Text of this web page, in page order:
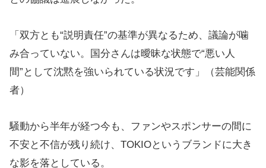
「双方とも“説明責任”の基準が異なるため、議論が噛
み合っていない。国分さんは曖昧な状態で“悪い人
間”として沈黙を強いられている状況です」（芸能関係
者）
騒動から半年が経つ今も、ファンやスポンサーの間に
不安と不信が残り続け、TOKIOというブランドに大き
な影を落としている。